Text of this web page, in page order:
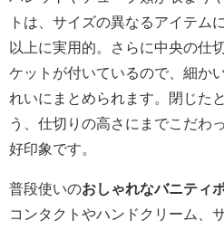
トは、サイズの異なるアイテム
以上に実用的。さらに中央の仕
ケットが付いているので、細か
れいにまとめられます。閉じた
う、仕切りの高さにまでこだわ
好印象です。
普段使いのおしゃれなバニティ
コンタクトやハンドクリーム、